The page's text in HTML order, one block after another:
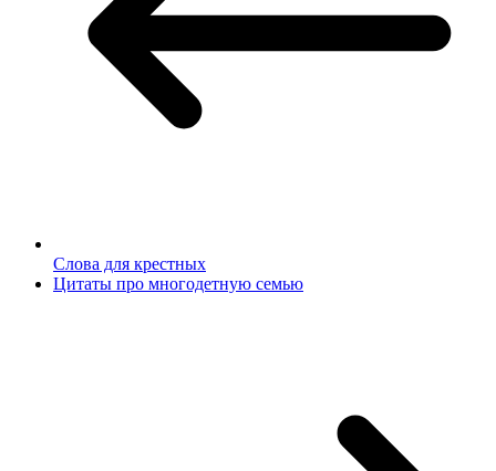
Слова для крестных
Цитаты про многодетную семью